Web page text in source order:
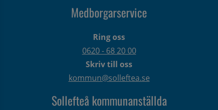
Medborgarservice
Ring oss
0620 - 68 20 00
Skriv till oss
kommun@solleftea.se
Sollefteå kommunanställda